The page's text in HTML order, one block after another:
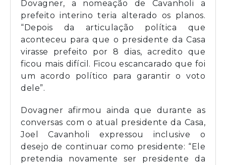
Dovagner, a nomeação de Cavanholi a
prefeito interino teria alterado os planos.
“Depois da articulação política que
aconteceu para que o presidente da Casa
virasse prefeito por 8 dias, acredito que
ficou mais difícil. Ficou escancarado que foi
um acordo político para garantir o voto
dele”.
Dovagner afirmou ainda que durante as
conversas com o atual presidente da Casa,
Joel Cavanholi expressou inclusive o
desejo de continuar como presidente: “Ele
pretendia novamente ser presidente da